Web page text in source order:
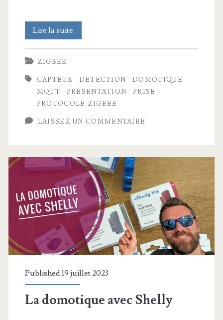
Lire la suite
quoi
mon
réseau
maillé
?
ZIGBEE
CAPTEUR DÉTECTION
DOMOTIQUE
MQTT
PRÉSENTATION
PRISE
PROTOCOLE ZIGBEE
LAISSEZ UN COMMENTAIRE
Published 19 juillet 2023
La domotique avec Shelly